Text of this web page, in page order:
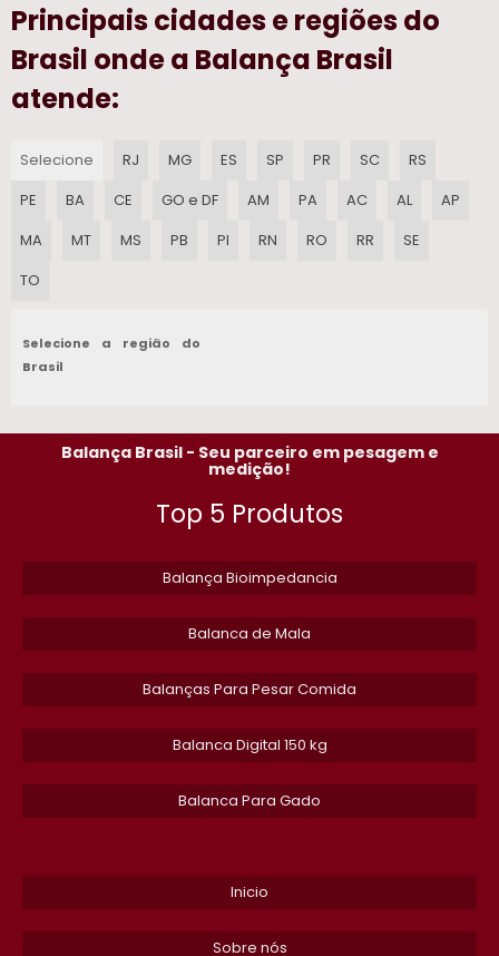
MANUTENCAO SERRA FITA HORIZONTAL EM SP
ETIQUETA TERMICA 60X40 PERSONALIZADA
COMPRAR DISCO CAF 98
ETIQUETA ADESIVA BOPP
SERVICO DE MANUTENCAO EM MOEDOR DE CARNE
REPARO EM SERRA FITA DE ACOUGUE
MANUTENCAO EM EQUIPAMENTO DE ACOUGUE
DISCO MOEDOR DE CARNE BOCA 8
ETIQUETAS EM BRANCO
DISTRIBUIDOR DE DISCO MOEDOR DE CARNE
PECAS PARA SERRA FITA CAF
SOFTWARE PARA BALANCA RODOVIARIA
Principais cidades e regiões do
Brasil onde a Balança Brasil
atende:
Selecione RJ MG ES SP PR SC
RS
PE
BA CE GO e DF AM PA AC AL
AP
MA
MT MS PB PI RN RO RR
SE
TO
Selecione a região do
Brasil
Balança Brasil - Seu parceiro em pesagem e
medição!
Top 5 Produtos
Balança Bioimpedancia
Balanca de Mala
Balanças Para Pesar Comida
​Balanca Digital 150 kg
Balanca Para Gado
Inicio
Sobre nós